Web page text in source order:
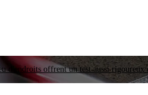
d'endroits offrent un test aussi rigoureux